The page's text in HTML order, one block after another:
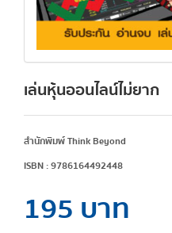
เล่นหุ้นออนไลน์ไม่ยาก
สำนักพิมพ์ Think Beyond
ISBN : 9786164492448
195 บาท